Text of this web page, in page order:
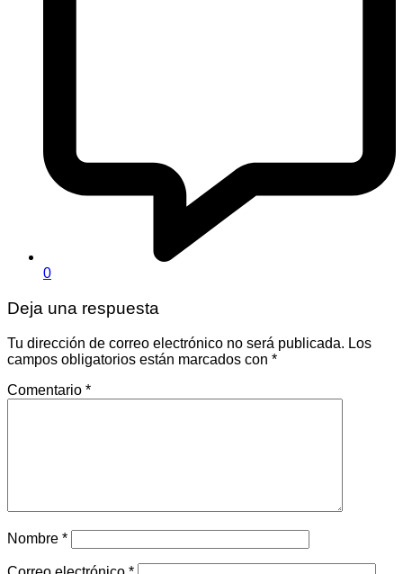
0
Deja una respuesta
Tu dirección de correo electrónico no será publicada. Los
campos obligatorios están marcados con *
Comentario *
Nombre *